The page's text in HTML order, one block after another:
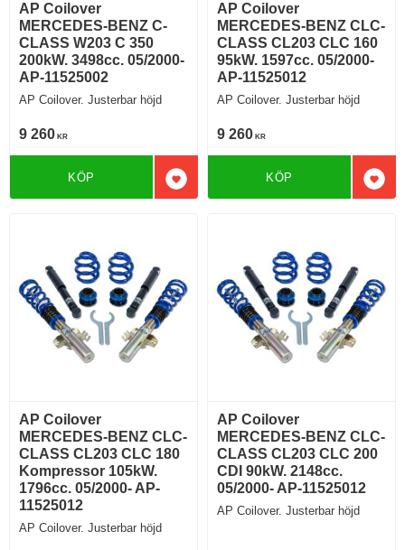
AP Coilover
MERCEDES-BENZ C-
CLASS W203 C 350
200kW. 3498cc. 05/2000-
AP-11525002
AP Coilover. Justerbar höjd
9 260 KR
Lägg till i favoriter
KÖP
AP Coilover
MERCEDES-BENZ CLC-
CLASS CL203 CLC 160
95kW. 1597cc. 05/2000-
AP-11525012
AP Coilover. Justerbar höjd
9 260 KR
KÖP
AP Coilover
MERCEDES-BENZ CLC-
CLASS CL203 CLC 180
Kompressor 105kW.
1796cc. 05/2000- AP-
11525012
AP Coilover. Justerbar höjd
AP Coilover
MERCEDES-BENZ CLC-
CLASS CL203 CLC 200
CDI 90kW. 2148cc.
05/2000- AP-11525012
AP Coilover. Justerbar höjd